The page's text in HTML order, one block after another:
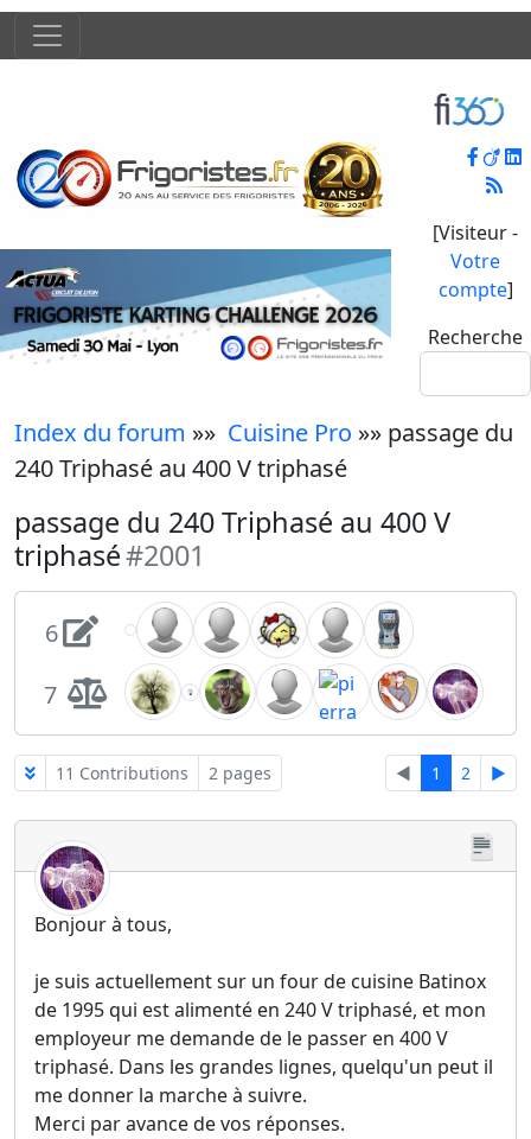
[Visiteur -
Votre
compte]
Recherche
Index du forum »» Cuisine Pro »» passage du
240 Triphasé au 400 V triphasé
passage du 240 Triphasé au 400 V
triphasé#2001
6
7
11 Contributions 2 pages ◄ 1 2 ►
Bonjour à tous,
je suis actuellement sur un four de cuisine Batinox
de 1995 qui est alimenté en 240 V triphasé, et mon
employeur me demande de le passer en 400 V
triphasé. Dans les grandes lignes, quelqu'un peut il
me donner la marche à suivre.
Merci par avance de vos réponses.